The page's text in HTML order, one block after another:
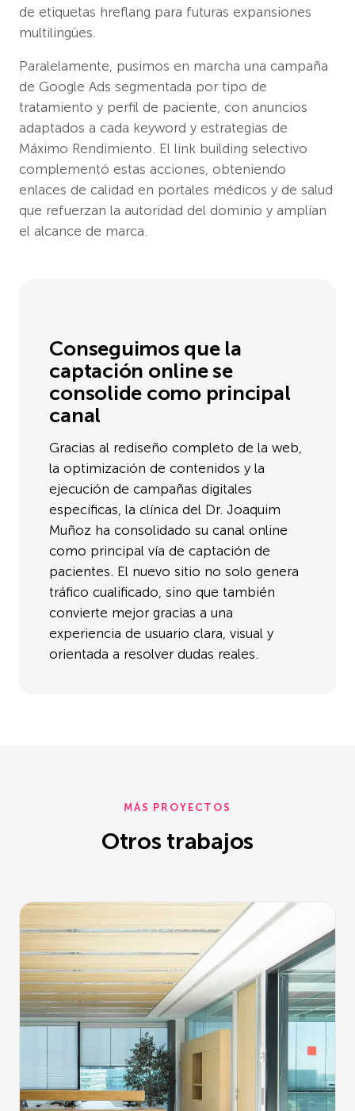
de etiquetas hreflang para futuras expansiones
multilingües.
Paralelamente, pusimos en marcha una campaña
de Google Ads segmentada por tipo de
tratamiento y perfil de paciente, con anuncios
adaptados a cada keyword y estrategias de
Máximo Rendimiento. El link building selectivo
complementó estas acciones, obteniendo
enlaces de calidad en portales médicos y de salud
que refuerzan la autoridad del dominio y amplían
el alcance de marca.
Conseguimos que la
captación online se
consolide como principal
canal
Gracias al rediseño completo de la web,
la optimización de contenidos y la
ejecución de campañas digitales
específicas, la clínica del Dr. Joaquim
Muñoz ha consolidado su canal online
como principal vía de captación de
pacientes. El nuevo sitio no solo genera
tráfico cualificado, sino que también
convierte mejor gracias a una
experiencia de usuario clara, visual y
orientada a resolver dudas reales.
MÁS PROYECTOS
Otros trabajos